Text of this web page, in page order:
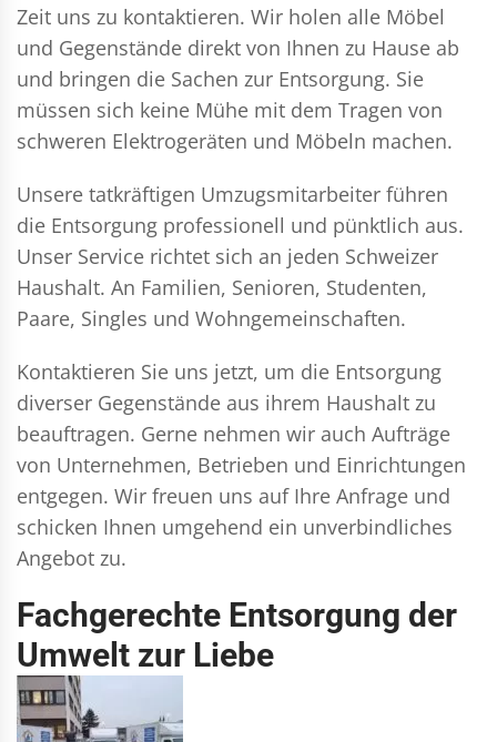
Zeit uns zu kontaktieren. Wir holen alle Möbel
und Gegenstände direkt von Ihnen zu Hause ab
und bringen die Sachen zur Entsorgung. Sie
müssen sich keine Mühe mit dem Tragen von
schweren Elektrogeräten und Möbeln machen.
Unsere tatkräftigen Umzugsmitarbeiter führen
die Entsorgung professionell und pünktlich aus.
Unser Service richtet sich an jeden Schweizer
Haushalt. An Familien, Senioren, Studenten,
Paare, Singles und Wohngemeinschaften.
Kontaktieren Sie uns jetzt, um die Entsorgung
diverser Gegenstände aus ihrem Haushalt zu
beauftragen. Gerne nehmen wir auch Aufträge
von Unternehmen, Betrieben und Einrichtungen
entgegen. Wir freuen uns auf Ihre Anfrage und
schicken Ihnen umgehend ein unverbindliches
Angebot zu.
Fachgerechte Entsorgung der
Umwelt zur Liebe